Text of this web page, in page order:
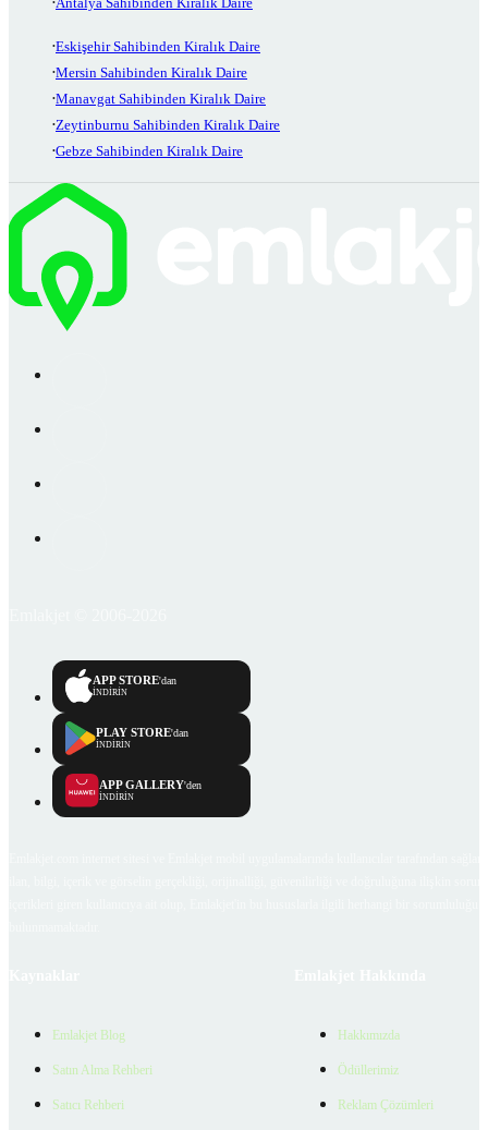
Eskişehir Sahibinden Kiralık Daire
Mersin Sahibinden Kiralık Daire
Manavgat Sahibinden Kiralık Daire
Zeytinburnu Sahibinden Kiralık Daire
Gebze Sahibinden Kiralık Daire
APP STORE'dan
İNDİRİN
PLAY STORE'dan
İNDİRİN
APP GALLERY'den
İNDİRİN
Emlakjet Blog
Satın Alma Rehberi
Satıcı Rehberi
Hakkımızda
Ödüllerimiz
Reklam Çözümleri